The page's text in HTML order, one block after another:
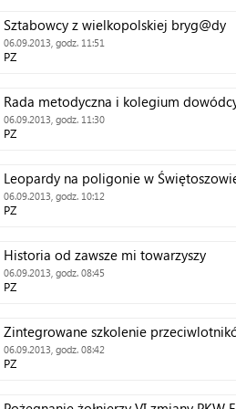
Sztabowcy z wielkopolskiej bryg@dy
06.09.2013, godz. 11:51
PZ
Rada metodyczna i kolegium
06.09.2013, godz. 11:30
PZ
Leopardy na poligonie w
06.09.2013, godz. 10:12
PZ
Historia od zawsze mi towarzyszy
06.09.2013, godz. 08:45
PZ
Zintegrowane szkolenie
06.09.2013, godz. 08:42
PZ